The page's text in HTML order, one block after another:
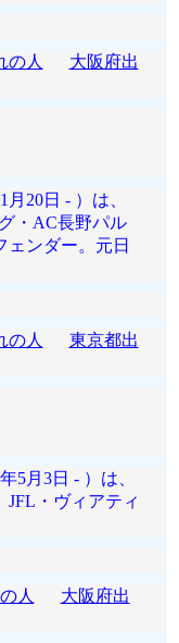
の人
大阪府出
20日 - ）は、
・AC長野パル
ェンダー。元日
の人
東京都出
5月3日 - ）は、
・ヴィアティ
人
大阪府出